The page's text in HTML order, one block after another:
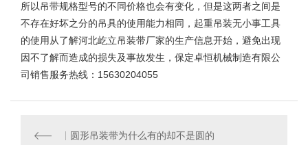
所以吊带规格型号的不同价格也会有变化，但是这两者之间是
不存在好坏之分的吊具的使用能力相同，起重吊装无小事工具
的使用从了解河北屹立吊装带厂家的生产信息开始，避免出现
因不了解而造成的损失及事故发生，保定卓恒机械制造有限公
司销售服务热线：15630204055
圆形吊装带为什么有的却不是圆的